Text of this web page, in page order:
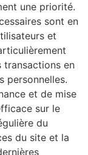
une priorité.
sont en
et
en
personnelles.
et de mise
sur le
du
du site et la